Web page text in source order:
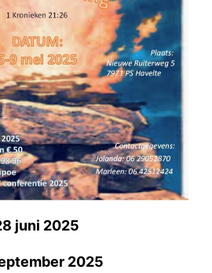
juni 2025
2025